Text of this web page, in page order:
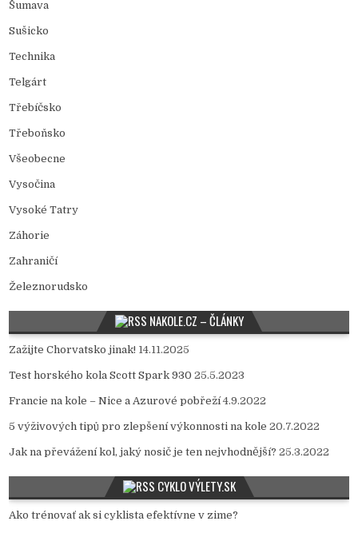
Šumava
Sušicko
Technika
Telgárt
Třebíčsko
Třeboňsko
Všeobecne
Vysočina
Vysoké Tatry
Záhorie
Zahraničí
Železnorudsko
NAKOLE.CZ – ČLÁNKY
Zažijte Chorvatsko jinak! 14.11.2025
Test horského kola Scott Spark 930 25.5.2023
Francie na kole – Nice a Azurové pobřeží 4.9.2022
5 výživových tipů pro zlepšení výkonnosti na kole 20.7.2022
Jak na převážení kol, jaký nosič je ten nejvhodnější? 25.3.2022
CYKLO VÝLETY.SK
Ako trénovať ak si cyklista efektívne v zime?